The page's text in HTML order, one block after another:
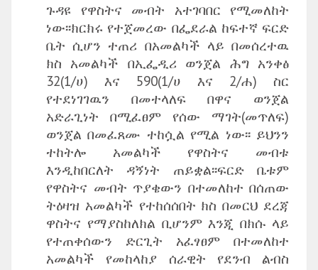
ጉዳዩ የዋስትና መብት አተገባበር የሚመለከት
ነው፡፡ክርክሩ የተጀመረው በፌደራል ከፍተኛ ፍርድ
ቤት ሲሆን ተጠሪ በአመልካች ላይ በመሰረተዉ
ክስ አመልካች በኢፌዲሪ ወንጀል ሕግ አንቀፅ
32(1/ሀ) እና 590(1/ሀ እና 2/ሐ) ስር
የተደነገገዉን በመተላለፍ በዋና ወንጀል
አድራጊነት በሚፈፀም የሰው ማገት(መጥለፍ)
ወንጀል በመፈጸሙ ተከሷል የሚል ነው፡፡ ይህንን
ተከትሎ አመልካች የዋስትና መብቱ
እንዲከበርለት ዳኝነት ጠይቋል፡፡ፍርድ ቤቱም
የዋስትና መብት ጥያቄውን በተመለከተ በሰጠው
ትዕዛዝ አመልካች የተከሰሰበት ክስ በመርህ ደረጃ
ዋስትና የማያስከለክል ቢሆንም እንጂ በክሱ ላይ
የተጠቀሰውን ድርጊት አፈፃፀም በተመለከተ
አመልካች የመከላከያ ሰራዊት የደንብ ልብስ